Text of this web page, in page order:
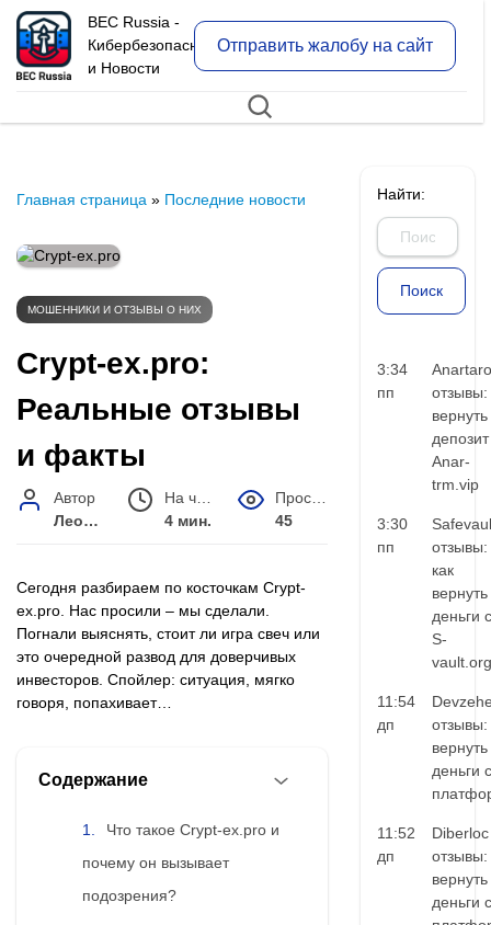
BEC Russia -
Кибербезопасность
и Новости
Отправить жалобу на сайт
Главная страница » Последние новости
МОШЕННИКИ И ОТЗЫВЫ О НИХ
Crypt-ex.pro:
Реальные отзывы
и факты
Автор
Леонид Малышев
4 мин.
45
Сегодня разбираем по косточкам Crypt-
ex.pro. Нас просили – мы сделали.
Погнали выяснять, стоит ли игра свеч или
это очередной развод для доверчивых
инвесторов. Спойлер: ситуация, мягко
говоря, попахивает…
Содержание
Что такое Crypt-ex.pro и
почему он вызывает
подозрения?
Найти:
3:34
пп
отзывы:
вернуть
Anar-
trm.vip
3:30
пп
отзывы:
как
вернуть
деньги с
S-
vault.org
11:54
дп
отзывы:
вернуть
деньги с
11:52
дп
Diberloc
отзывы:
вернуть
деньги с